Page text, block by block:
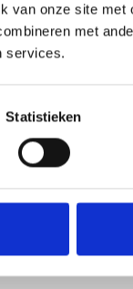
van onze site met
met
services.
Statistieken